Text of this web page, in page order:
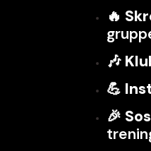
🔥
🎶
💪
🎉